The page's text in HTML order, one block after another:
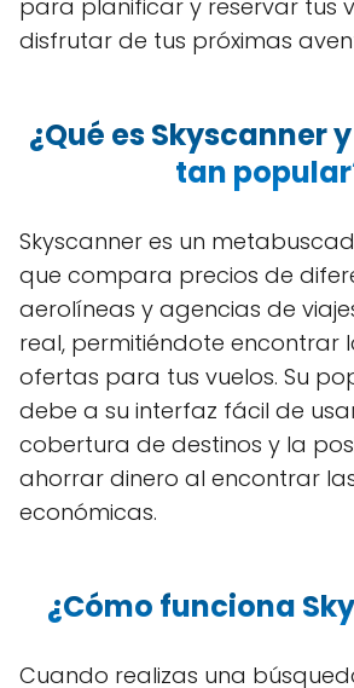
para planificar y reservar tus
disfrutar de tus próximas
¿Qué es Skyscanner
tan
Skyscanner es un
que compara precios de
aerolíneas y agencias de
real, permitiéndote encontrar
ofertas para tus vuelos. Su
debe a su interfaz fácil de
cobertura de destinos y la
ahorrar dinero al encontrar
económicas.
¿Cómo funciona
Cuando realizas una